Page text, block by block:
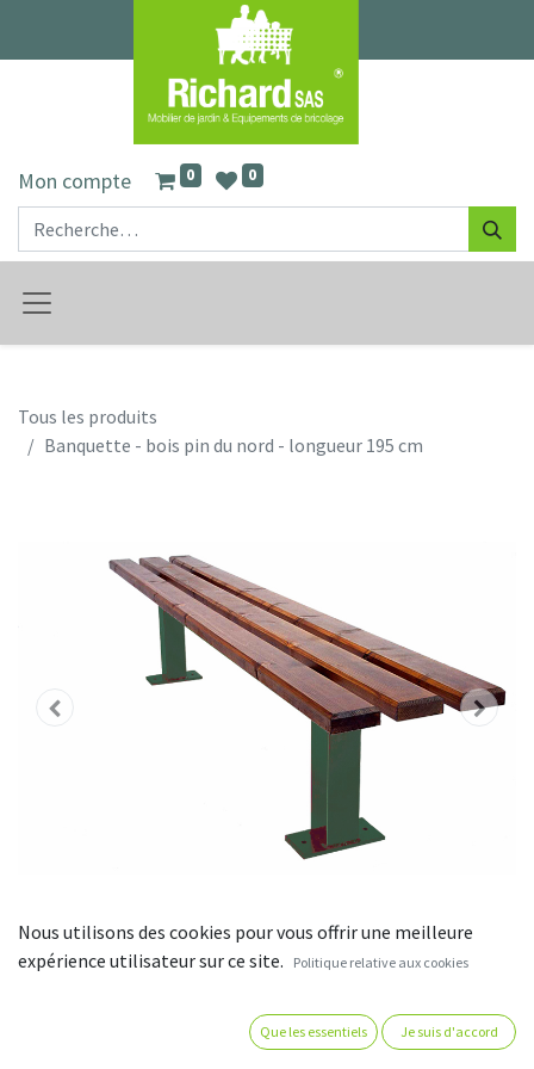
Mon compte 0 0
Tous les produits
Banquette - bois pin du nord - longueur 195 cm
Banquette - bois pin du nord -
longueur 195 cm
Nous utilisons des cookies pour vous offrir une meilleure
expérience utilisateur sur ce site.
Politique relative aux cookies
Que les essentiels Je suis d'accord